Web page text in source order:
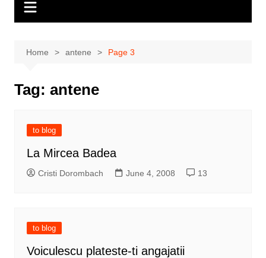
Home antene Page 3
Tag: antene
to blog
La Mircea Badea
Cristi Dorombach June 4, 2008 13
to blog
Voiculescu plateste-ti angajatii